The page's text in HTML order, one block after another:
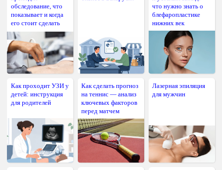
обследование, что
показывает и когда
его стоит сделать
что нужно знать о
блефаропластике
нижних век
Как проходит УЗИ у
детей: инструкция
для родителей
Как сделать прогноз
на теннис — анализ
ключевых факторов
перед матчем
Лазерная эпиляция
для мужчин